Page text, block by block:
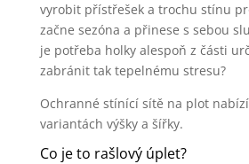
vyrobit přístřešek a trochu stínu
začne sezóna a přinese s sebou
je potřeba holky alespoň z části
zabránit tak tepelnému stresu?
Ochranné stínící sítě na plot
variantách výšky a šířky.
Co je to rašlový úplet?